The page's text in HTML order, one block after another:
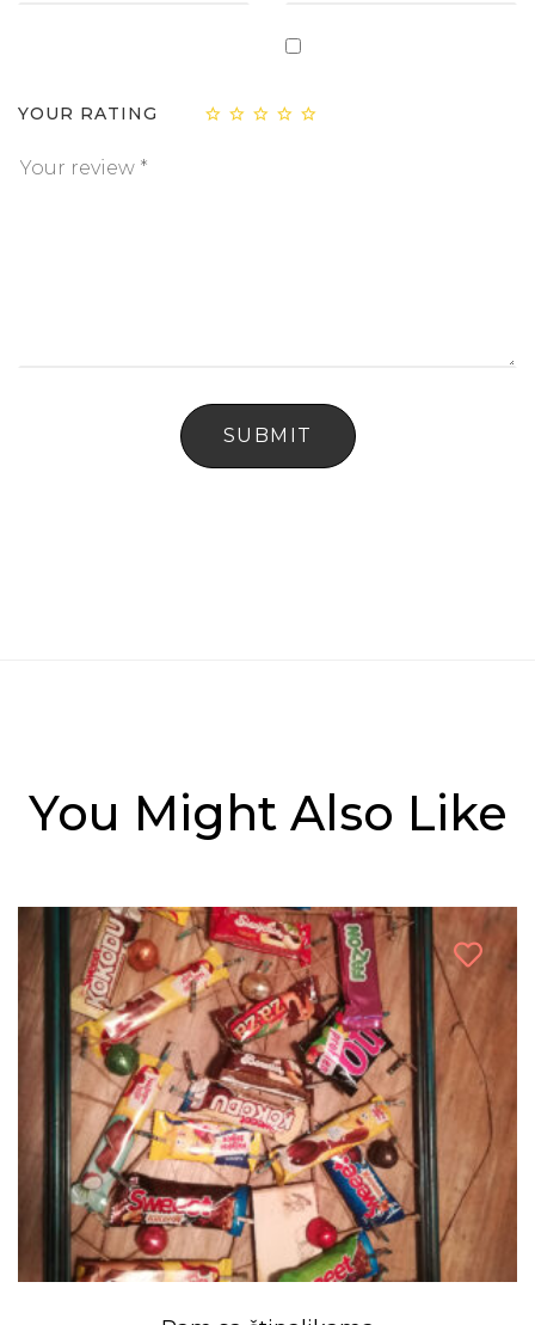
YOUR RATING
You Might Also Like